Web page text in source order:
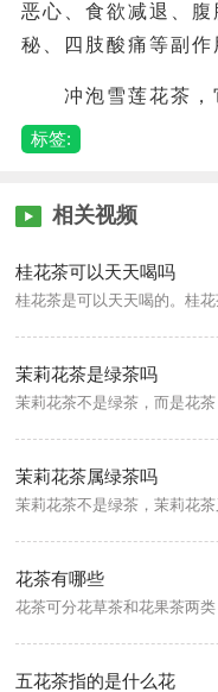
恶心、食欲减退、
秘、四肢酸痛等副作
冲泡雪莲花茶，
标签:
相关视频
桂花茶可以天天喝吗
茉莉花茶是绿茶吗
茉莉花茶属绿茶吗
花茶有哪些
五花茶指的是什么花